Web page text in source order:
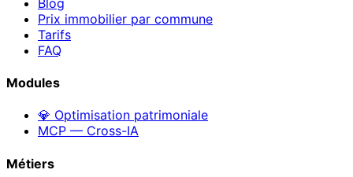
Prix immobilier par commune
Tarifs
FAQ
Modules
💎 Optimisation patrimoniale
MCP — Cross-IA
Métiers